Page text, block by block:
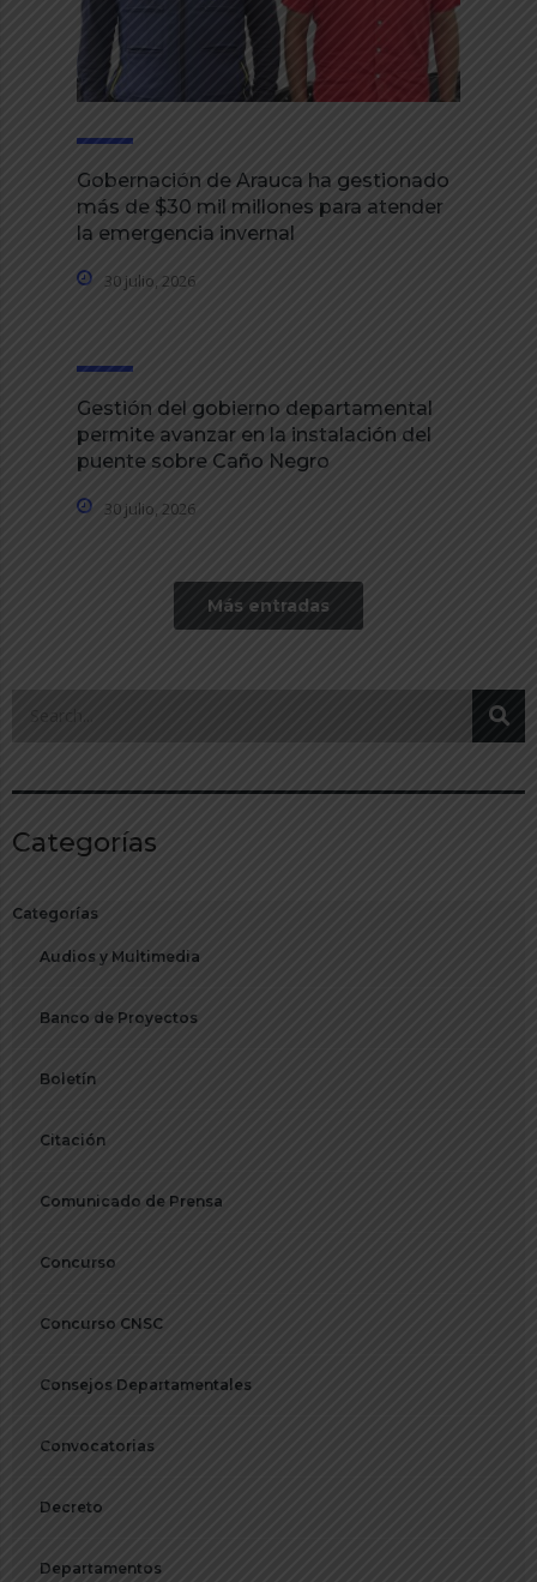
Gobernación de Arauca ha gestionado
más de $30 mil millones para atender
la emergencia invernal
30 julio, 2026
Gestión del gobierno departamental
permite avanzar en la instalación del
puente sobre Caño Negro
30 julio, 2026
Más entradas
Categorías
Categorías
Audios y Multimedia
Banco de Proyectos
Boletín
Citación
Comunicado de Prensa
Concurso
Concurso CNSC
Consejos Departamentales
Convocatorias
Decreto
Departamentos